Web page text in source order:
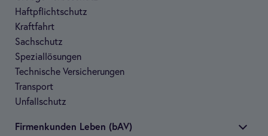
Haft­pflicht­schutz
Kraft­fahrt
Sach­schutz
Spe­zi­al­lö­sun­gen
Tech­ni­sche Ver­si­che­run­gen
Trans­port
Unfall­schutz
Fir­men­kun­den Leben (bAV)